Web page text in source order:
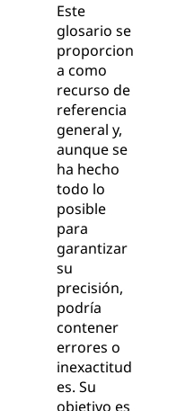
Este
glosario se
proporcion
a como
recurso de
referencia
general y,
aunque se
ha hecho
todo lo
posible
para
garantizar
su
precisión,
podría
contener
errores o
inexactitud
es. Su
objetivo es